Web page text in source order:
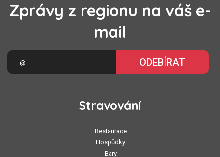
Zprávy z regionu na váš e-
mail
ODEBÍRAT
Stravování
Restaurace
Hospůdky
Bary